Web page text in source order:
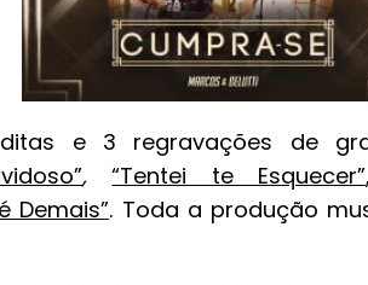
e 3 regravações de
, “Tentei te Esquecer”
Demais”. Toda a produção